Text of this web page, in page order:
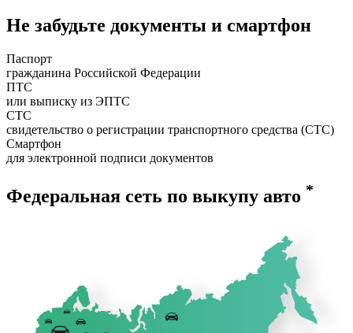
Не забудьте документы и смартфон
Паспорт
гражданина Российской Федерации
ПТС
или выписку из ЭПТС
СТС
свидетельство о регистрации транспортного средства (СТС)
Смартфон
для электронной подписи документов
Федеральная сеть по выкупу авто *